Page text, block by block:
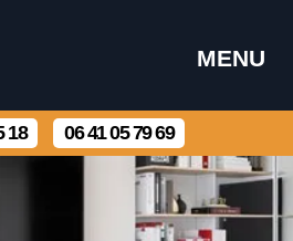
MENU
18 06 41 05 79 69